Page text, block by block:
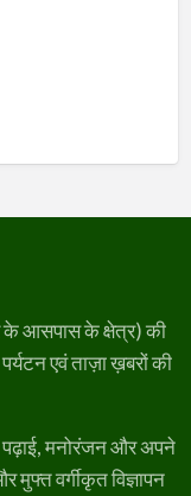
के आसपास के क्षेत्र) की
एवं ताज़ा ख़बरों की
मनोरंजन और अपने
वर्गीकृत विज्ञापन